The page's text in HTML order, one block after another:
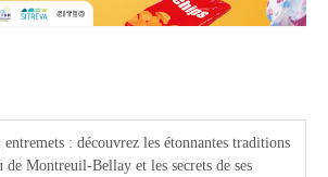
: découvrez les étonnantes traditions
de Montreuil-Bellay et les secrets de ses